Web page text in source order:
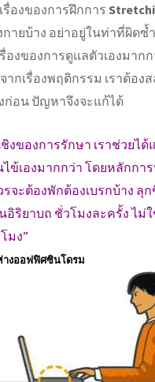
รื่องของการฝึกการ
กายบ้าง อย่าอยู่ในท่าที่ผิดซ้ำ
องของการดูแลตัวเองมาก
ากเรื่องพฤติกรรม เราต้อ
ก่อน ปัญหาจึงจะแก้ได้
ชิงของการรักษา เราช่วยได้
ข้เองมากกว่า โดยหลักกา
รจะต้องพักต้องเบรกบ้าง ลุ
อิริยาบถ ชั่วโมงละครั้ง ไม่
มง”
างออฟฟิศซินโดรม